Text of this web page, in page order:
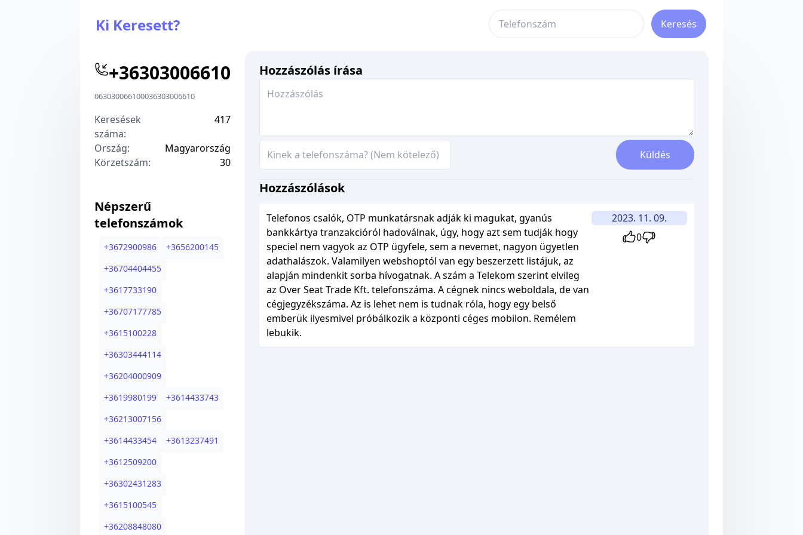
Ki Keresett? Keresés
+36303006610
063030066100036303006610
Keresések
száma:
417
Ország:
Magyarország
Körzetszám:
30
Népszerű
telefonszámok
+3672900986 +3656200145
+36704404455
+3617733190
+36707177785
+3615100228
+36303444114
+36204000909
+3619980199 +3614433743
+36213007156
+3614433454 +3613237491
+3612509200
+36302431283
+3615100545
+36208848080
Hozzászólás írása
Küldés
Hozzászólások
Telefonos csalók, OTP munkatársnak adják ki magukat, gyanús
bankkártya tranzakcióról hadoválnak, úgy, hogy azt sem tudják hogy
speciel nem vagyok az OTP ügyfele, sem a nevemet, nagyon ügyetlen
adathalászok. Valamilyen webshoptól van egy beszerzett listájuk, az
alapján mindenkit sorba hívogatnak. A szám a Telekom szerint elvileg
az Over Seat Trade Kft. telefonszáma. A cégnek nincs weboldala, de van
cégjegyzékszáma. Az is lehet nem is tudnak róla, hogy egy belső
emberük ilyesmivel próbálkozik a központi céges mobilon. Remélem
lebukik.
0
2023. 11. 09.